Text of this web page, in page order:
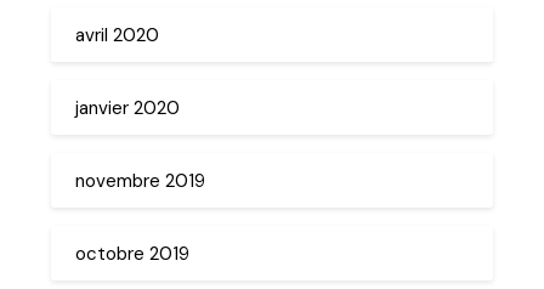
avril 2020
janvier 2020
novembre 2019
octobre 2019